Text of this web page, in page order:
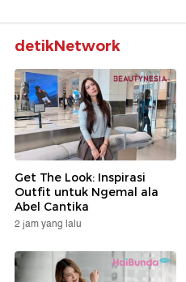
detikNetwork
Get The Look: Inspirasi
Outfit untuk Ngemal ala
Abel Cantika
2 jam yang lalu